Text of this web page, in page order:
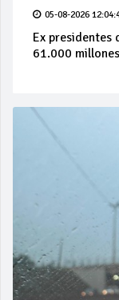
05-08-2026
Ex presidentes
61.000 millones